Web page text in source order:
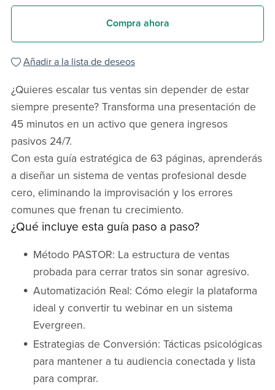
Compra ahora
Añadir a la lista de deseos
¿Quieres escalar tus ventas sin depender de estar
siempre presente? Transforma una presentación de
45 minutos en un activo que genera ingresos
pasivos 24/7.
Con esta guía estratégica de 63 páginas, aprenderás
a diseñar un sistema de ventas profesional desde
cero, eliminando la improvisación y los errores
comunes que frenan tu crecimiento.
¿Qué incluye esta guía paso a paso?
Método PASTOR: La estructura de ventas
probada para cerrar tratos sin sonar agresivo.
Automatización Real: Cómo elegir la plataforma
ideal y convertir tu webinar en un sistema
Evergreen.
Estrategias de Conversión: Tácticas psicológicas
para mantener a tu audiencia conectada y lista
para comprar.